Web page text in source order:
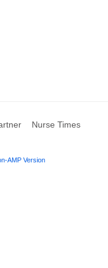
Nurse Times
AMP Version